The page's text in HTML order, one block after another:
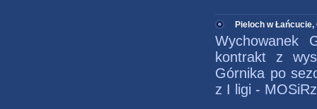
Pieloch w
Wychowanek
kontrakt z
Górnika po
z I ligi -